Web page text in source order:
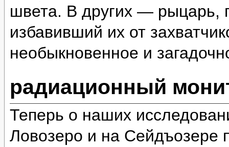
швета. В других —
избавивший их от
необыкновенное и
радиационный
Теперь о наших
Ловозеро и на Сейдъозере